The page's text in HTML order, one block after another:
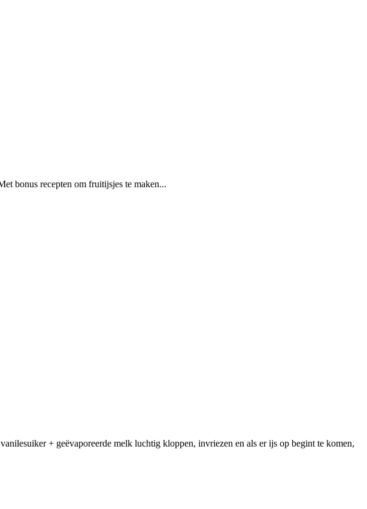
bonus recepten om fruitijsjes te maken...
+ geëvaporeerde melk luchtig kloppen, invriezen en als er ijs op begint te komen,